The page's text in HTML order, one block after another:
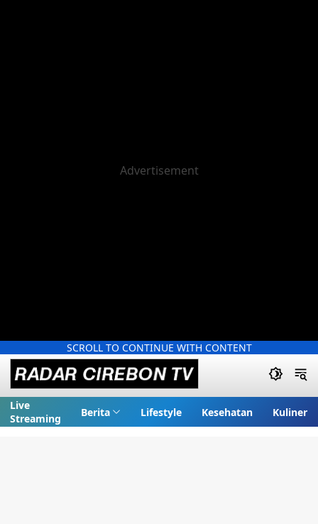
SCROLL TO CONTINUE WITH CONTENT
Live
Streaming
Berita Lifestyle Kesehatan Kuliner